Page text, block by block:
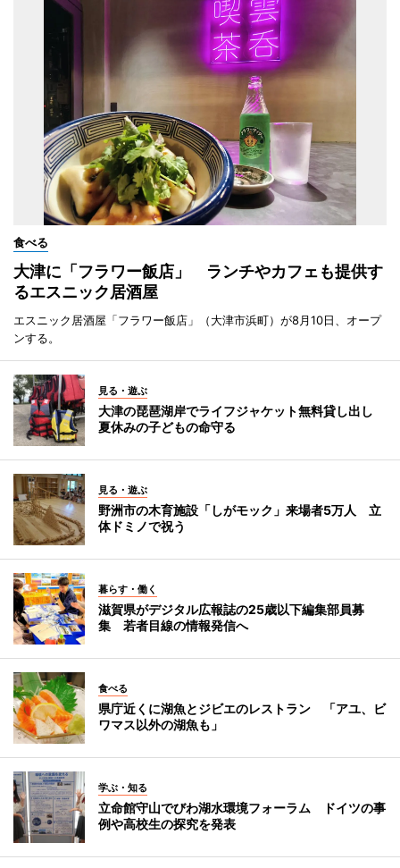
食べる
大津に「フラワー飯店」 ランチやカフェも提供す
るエスニック居酒屋
エスニック居酒屋「フラワー飯店」（大津市浜町）が8月10日、オープ
ンする。
見る・遊ぶ
大津の琵琶湖岸でライフジャケット無料貸し出し
夏休みの子どもの命守る
見る・遊ぶ
野洲市の木育施設「しがモック」来場者5万人 立
体ドミノで祝う
暮らす・働く
滋賀県がデジタル広報誌の25歳以下編集部員募
集 若者目線の情報発信へ
食べる
県庁近くに湖魚とジビエのレストラン 「アユ、ビ
ワマス以外の湖魚も」
学ぶ・知る
立命館守山でびわ湖水環境フォーラム ドイツの事
例や高校生の探究を発表